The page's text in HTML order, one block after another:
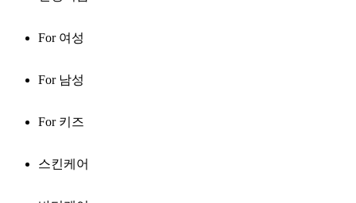
For 여성
For 남성
For 키즈
스킨케어